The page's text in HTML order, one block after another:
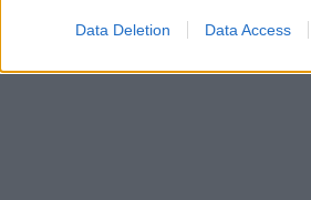
Data Deletion Data Access